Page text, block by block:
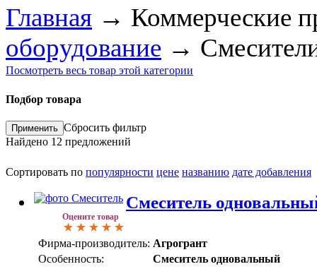
Главная → Коммерческие
оборудование →
Посмотреть весь товар этой категории
Подбор товара
Сбросить фильтр
Найдено 12 предложений
Сортировать по популярности цене названию дате добавления
Оцените товар
Смеситель
Фирма-производитель: Агрогрант
Особенность:
Смеситель одновальный